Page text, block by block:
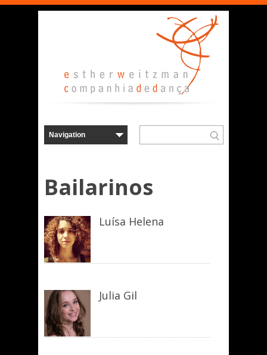
Bailarinos
Luísa Helena
Julia Gil